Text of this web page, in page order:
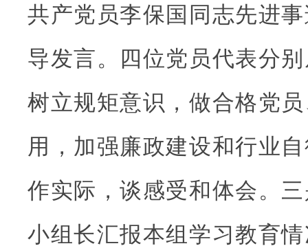
共产党员李保国同志先进
导发言。四位党员代表分
树立规矩意识，做合格党
用，加强廉政建设和行业
作实际，谈感受和体会。
小组长汇报本组学习教育